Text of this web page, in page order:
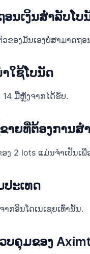
ນເງິນສໍາລັບໂບ
ວຂອງມັນເອງບໍ່ສາມາດ
ໃຊ້ໂບນັດ
14 ມື້ຫຼັງຈາກໄດ້ຮັບ.
າຍທີ່ຕ້ອງການສໍ
2 lots ແມ່ນຈໍາເປັນເພື່
ປະເທດ
ກອິນໂດເນເຊຍເທົ່ານັ້ນ.
ບຄຸມຂອງ